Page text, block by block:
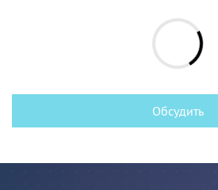
Обсудить